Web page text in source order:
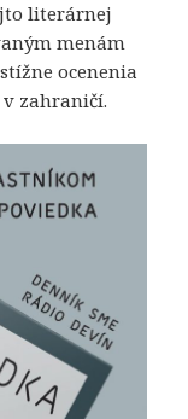
literárnej
menám
ocenenia
zahraničí.